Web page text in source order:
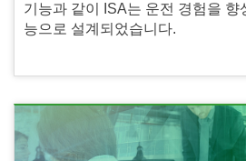
기능과 같이 ISA는 운전 경험을 향
능으로 설계되었습니다.